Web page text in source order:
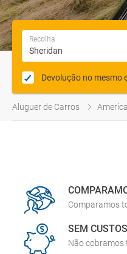
Recolha
Devolução no mesmo
Aluguer de Carros America
Comparamos
SEM
Não cobramos